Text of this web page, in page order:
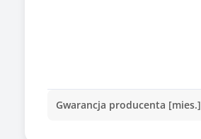
Gwarancja producenta [mies.]